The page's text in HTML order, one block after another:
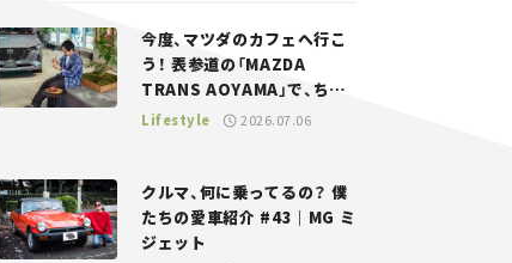
今度、マツダのカフェへ行こ
う！ 表参道の「MAZDA
TRANS AOYAMA」で、ちょ
っとひと息。——連載｜CCG
Lifestyle 2026.07.06
クルマ、何に乗ってるの？ 僕
たちの愛車紹介 #43｜MG ミ
ジェット